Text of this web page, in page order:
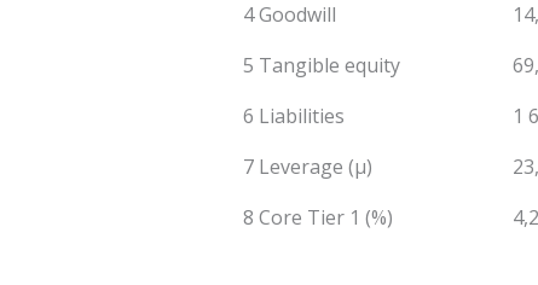
4 Goodwill
5 Tangible equity
6 Liabilities
1
7 Leverage (µ)
8 Core Tier 1 (%)